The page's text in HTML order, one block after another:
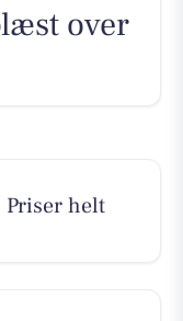
over
helt